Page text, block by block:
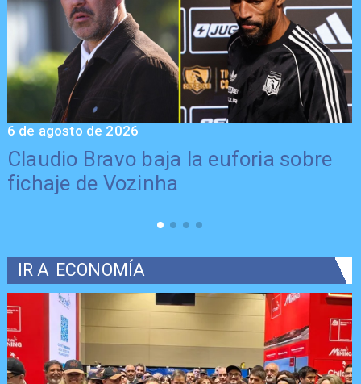
Claudio Bravo baja la euforia sobre
fichaje de Vozinha
6 de agosto de 2026
IR A ECONOMÍA